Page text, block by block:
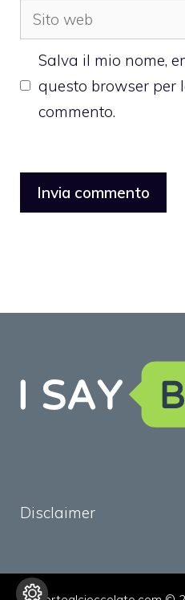
Sito
web
Salva il mio nome,
questo browser per
commento.
Disclaimer